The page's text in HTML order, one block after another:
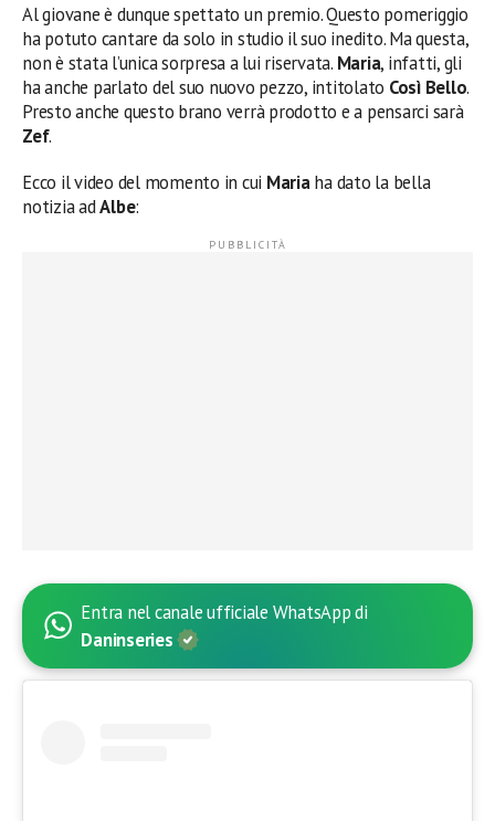
Al giovane è dunque spettato un premio. Questo pomeriggio
ha potuto cantare da solo in studio il suo inedito. Ma questa,
non è stata l’unica sorpresa a lui riservata. Maria, infatti, gli
ha anche parlato del suo nuovo pezzo, intitolato Così Bello.
Presto anche questo brano verrà prodotto e a pensarci sarà
Zef.
Ecco il video del momento in cui Mariaha dato la bella
notizia adAlbe:
Entra nel canale ufficiale WhatsApp di
Daninseries